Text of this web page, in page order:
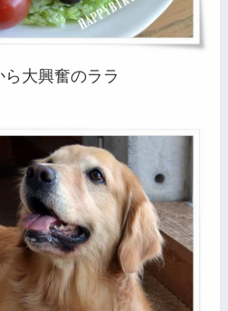
大興奮のララ